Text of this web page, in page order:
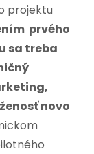
projektu
prvého
sa treba
novo